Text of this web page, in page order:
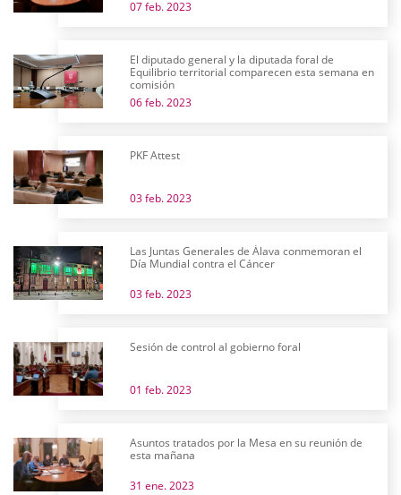
07 feb. 2023
El diputado general y la diputada foral de
Equilibrio territorial comparecen esta semana en
comisión
06 feb. 2023
PKF Attest
03 feb. 2023
Las Juntas Generales de Álava conmemoran el
Día Mundial contra el Cáncer
03 feb. 2023
Sesión de control al gobierno foral
01 feb. 2023
Asuntos tratados por la Mesa en su reunión de
esta mañana
31 ene. 2023